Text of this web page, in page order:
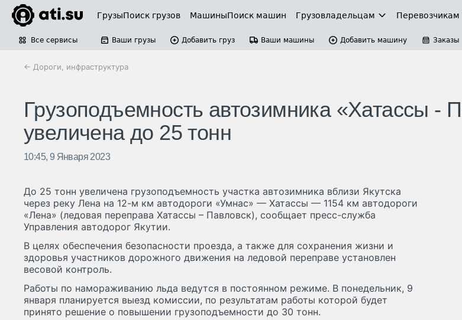
ГрузыПоиск грузов МашиныПоиск машин Грузовладельцам Перевозчикам
Все сервисы Ваши грузы Добавить груз Ваши машины Добавить машину Заказы
← Дороги, инфраструктура
Грузоподъемность автозимника «Хатассы -
увеличена до 25 тонн
10:45, 9 Января 2023
До 25 тонн увеличена грузоподъемность участка автозимника вблизи Якутска
через реку Лена на 12-м км автодороги «Умнас» — Хатассы — 1154 км автодороги
«Лена» (ледовая переправа Хатассы – Павловск), сообщает пресс-служба
Управления автодорог Якутии.
В целях обеспечения безопасности проезда, а также для сохранения жизни и
здоровья участников дорожного движения на ледовой переправе установлен
весовой контроль.
Работы по намораживанию льда ведутся в постоянном режиме. В понедельник, 9
января планируется выезд комиссии, по результатам работы которой будет
принято решение о повышении грузоподъемности до 30 тонн.